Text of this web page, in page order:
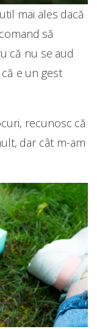
mai ales dacă
să
că nu se aud
e un gest
recunosc că
dar cât m-am